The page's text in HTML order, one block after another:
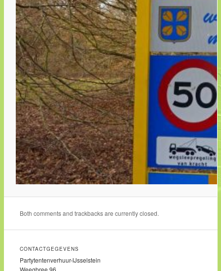
Both comments and trackbacks are currently closed.
CONTACTGEGEVENS
Partytentenverhuur-IJsselstein
Weegbree 96